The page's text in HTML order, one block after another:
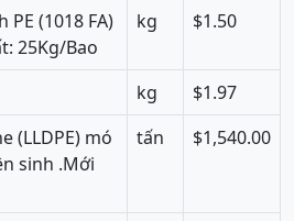
(1018 FA)
25Kg/Bao
kg $1.50
kg
$1.97
(LLDPE) mó
sinh .Mới
tấn $1,540.00